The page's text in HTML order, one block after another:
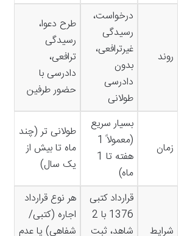
روند
درخواست،
رسیدگی
غیرترافعی،
بدون
دادرسی
طولانی
طرح دعوا،
رسیدگی
ترافعی،
دادرسی با
حضور طرفین
زمان
بسیار سریع
(معمولاً 1
هفته تا 1
ماه)
طولانی تر (چند
ماه تا بیش از
یک سال)
شرایط
قرارداد کتبی
1376 با 2
شاهد، ثبت
هر نوع قرارداد
اجاره (کتبی/
شفاهی) یا عدم